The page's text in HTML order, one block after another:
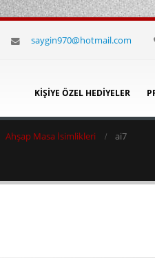
saygin970@hotmail.com
KIŞIYE ÖZEL HEDIYELER
Ahşap Masa İsimlikleri ai7